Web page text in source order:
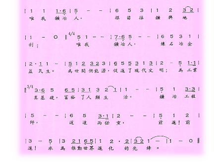
本會榮獲內政部104年全國性社會暨職業團體工作品鑑「甲等獎」
本會朱前理事長榮獲2012年第30屆國家傑出總經理獎
鑛冶期刊獲行政院頒發雜誌金鼎獎
歷年詹天佑論文獎與中工會論文得獎人
鑛冶期刊徵稿